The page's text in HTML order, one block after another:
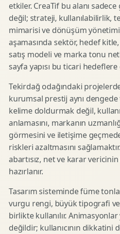
etkiler. CreaTif bu alanı
değil; strateji, kullanılabilirlik,
mimarisi ve dönüşüm
aşamasında sektör, hedef
satış modeli ve marka tonu
sayfa yapısı bu ticari
Tekirdağ odağındaki
kurumsal prestij aynı
kelime doldurmak değil,
anlamasını, markanın
görmesini ve iletişime
riskleri azaltmasını
abartısız, net ve karar vericinin
hazırlanır.
Tasarım sisteminde füme
vurgu rengi, büyük tipografi
birlikte kullanılır.
değildir; kullanıcının dikkatini